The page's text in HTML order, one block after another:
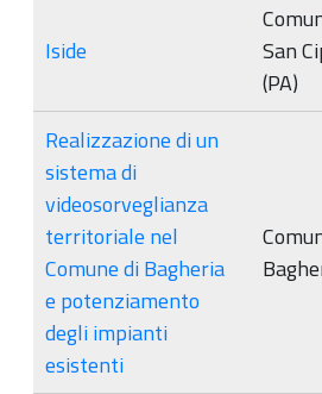
Iside
San
(PA)
Realizzazione di un
sistema di
videosorveglianza
territoriale nel
Comune di Bagheria
e potenziamento
degli impianti
esistenti